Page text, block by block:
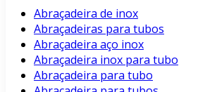
Abraçadeira de inox
Abraçadeiras para tubos
Abraçadeira aço inox
Abraçadeira inox para tubo
Abraçadeira para tubo